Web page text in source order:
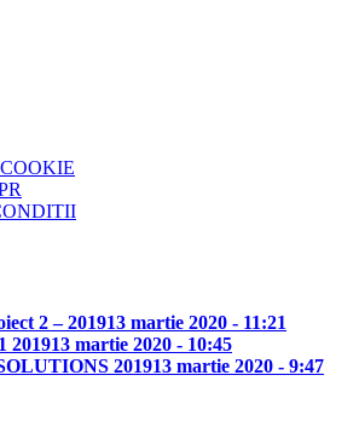
2 – 201913 martie 2020 - 11:21
201913 martie 2020 - 10:45
201913 martie 2020 - 9:47